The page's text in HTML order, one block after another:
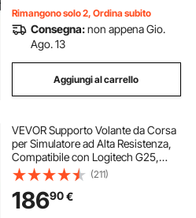
Rimangono solo 2, Ordina subito
Consegna:non appena Gio.
Ago. 13
Aggiungi al carrello
VEVOR Supporto Volante da Corsa
per Simulatore ad Alta Resistenza,
Compatibile con Logitech G25,
G27, G29, G920, G923,
Thrustmaster T300RS, TX F458,
T500RS, T3PA-PRO (F1/GT) e Pedali
CSR
(211)
18690€